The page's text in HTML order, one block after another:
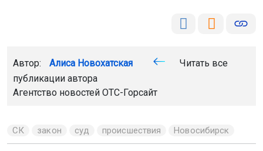
Автор: Алиса Новохатская
Читать все
публикации автора
Агентство новостей ОТС-Горсайт
СК закон суд происшествия Новосибирск